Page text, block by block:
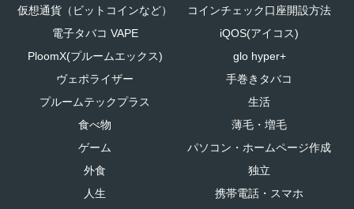
仮想通貨（ビットコインなど）
コインチェック口座開設方法
電子タバコ VAPE
iQOS(アイコス)
PloomX(プルームエックス)
glo hyper+
ヴェポライザー
手巻きタバコ
プルームテックプラス
生活
食べ物
薄毛・増毛
ゲーム
パソコン・ホームページ作成
外食
独立
人生
携帯電話・スマホ